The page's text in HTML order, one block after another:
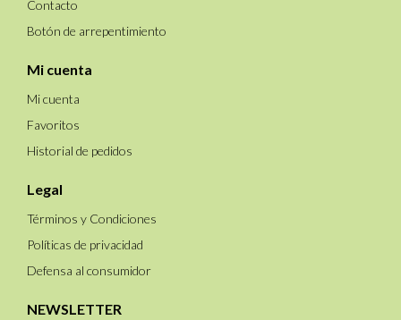
Contacto
Botón de arrepentimiento
Mi cuenta
Mi cuenta
Favoritos
Historial de pedidos
Legal
Términos y Condiciones
Políticas de privacidad
Defensa al consumidor
NEWSLETTER